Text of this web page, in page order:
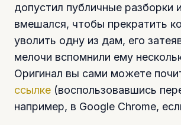
допустил публичные разборки
вмешался, чтобы прекратить
уволить одну из дам, его
мелочи вспомнили ему
Оригинал вы сами можете
ссылке (воспользовавшись
например, в Google Chrome,